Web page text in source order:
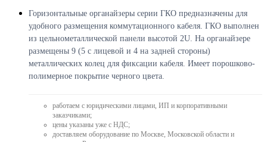
Горизонтальные органайзеры серии ГКО предназначены для
удобного размещения коммутационного кабеля. ГКО выполнен
из цельнометаллической панели высотой 2U. На органайзере
размещены 9 (5 с лицевой и 4 на задней стороны)
металлических колец для фиксации кабеля. Имеет порошково-
полимерное покрытие черного цвета.
работаем с юридическими лицами, ИП и корпоративными
заказчиками;
цены указаны уже с НДС;
доставляем оборудование по Москве, Московской области и